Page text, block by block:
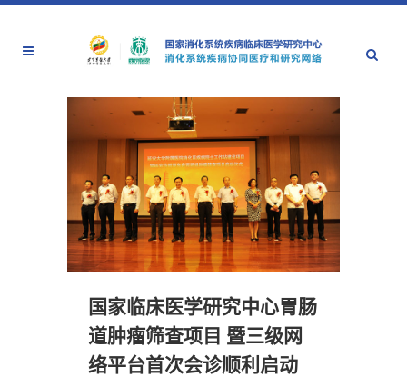
国家临床医学研究中心胃肠
道肿瘤筛查项目 暨三级网
络平台首次会诊顺利启动